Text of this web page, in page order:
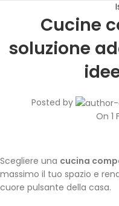
Cucine
soluzione
Posted by
On 1
Scegliere una cucina
massimo il tuo spazio e
cuore pulsante della casa.